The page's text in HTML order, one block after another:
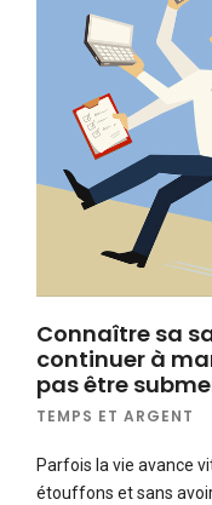
Connaître sa
continuer à
pas être
TEMPS ET ARGENT
Parfois la vie avance
étouffons et sans